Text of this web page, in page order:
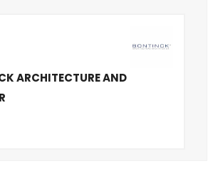
ARCHITECTURE AND